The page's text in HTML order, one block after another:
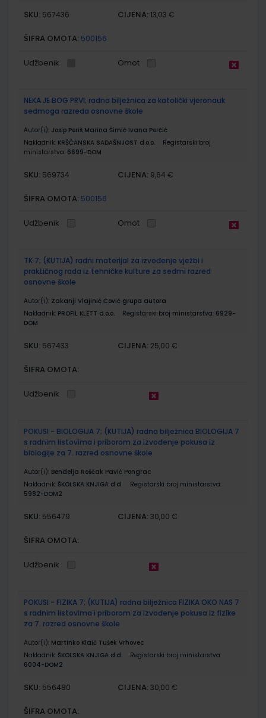
SKU: 567436 CIJENA: 13,03 €
ŠIFRA OMOTA: 500156
Udžbenik Omot
NEKA JE BOG PRVI; radna bilježnica za katolički vjeronauk
sedmoga razreda osnovne škole
Autor(i): Josip Periš Marina Šimić Ivana Perčić
Nakladnik: KRŠĆANSKA SADAŠNJOST d.o.o.
Registarski broj
ministarstva: 6699-DOM
SKU: 569734 CIJENA: 9,64 €
ŠIFRA OMOTA: 500156
Udžbenik Omot
TK 7; (KUTIJA) radni materijal za izvođenje vježbi i
praktičnog rada iz tehničke kulture za sedmi razred
osnovne škole
Autor(i): Zakanji Vlajinić Čović grupa autora
Nakladnik: PROFIL KLETT d.o.o. Registarski broj ministarstva: 6929-
DOM
SKU: 567433 CIJENA: 25,00 €
ŠIFRA OMOTA:
Udžbenik
POKUSI - BIOLOGIJA 7; (KUTIJA) radna bilježnica BIOLOGIJA 7
s radnim listovima i priborom za izvođenje pokusa iz
biologije za 7. razred osnovne škole
Autor(i): Bendelja Roščak Pavić Pongrac
Nakladnik: ŠKOLSKA KNJIGA d.d.
Registarski broj ministarstva:
5982-DOM2
SKU: 556479 CIJENA: 30,00 €
ŠIFRA OMOTA:
Udžbenik
POKUSI - FIZIKA 7; (KUTIJA) radna bilježnica FIZIKA OKO NAS 7
s radnim listovima i priborom za izvođenje pokusa iz fizike
za 7. razred osnovne škole
Autor(i): Martinko Klaić Tušek Vrhovec
Nakladnik: ŠKOLSKA KNJIGA d.d.
Registarski broj ministarstva:
6004-DOM2
SKU: 556480 CIJENA: 30,00 €
ŠIFRA OMOTA: